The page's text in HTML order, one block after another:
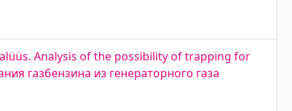
Analysis of the possibility of trapping for
газбензина из генераторного газа